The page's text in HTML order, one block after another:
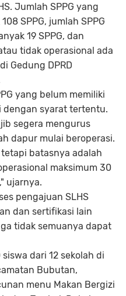
Jumlah SPPG yang
SPPG, jumlah SPPG
19 SPPG, dan
tidak operasional ada
Gedung DPRD
yang belum memiliki
dengan syarat tertentu.
segera mengurus
dapur mulai beroperasi.
batasnya adalah
maksimum 30
ujarnya.
pengajuan SLHS
dan sertifikasi lain
tidak semuanya dapat
dari 12 sekolah di
Bubutan,
menu Makan Bergizi